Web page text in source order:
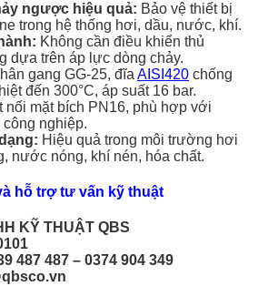
ngược hiệu quả: Bảo vệ thiết bị
trong hệ thống hơi, dầu, nước, khí.
Không cần điều khiển thủ
dựa trên áp lực dòng chảy.
gang GG-25, đĩa AISI420 chống
đến 300°C, áp suất 16 bar.
nối mặt bích PN16, phù hợp với
nghiệp.
Hiệu quả trong môi trường hơi
nước nóng, khí nén, hóa chất.
hỗ trợ tư vấn kỹ thuật
KỸ THUẬT QBS
487 487 – 0374 904 349